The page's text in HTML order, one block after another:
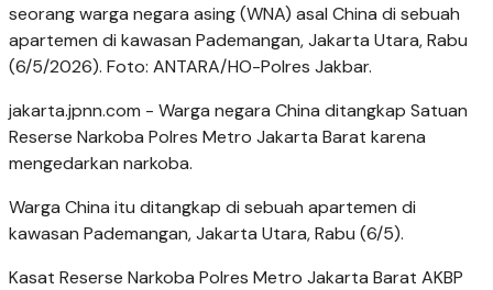
seorang warga negara asing (WNA) asal China di sebuah
apartemen di kawasan Pademangan, Jakarta Utara, Rabu
(6/5/2026). Foto: ANTARA/HO-Polres Jakbar.
jakarta.jpnn.com - Warga negara China ditangkap Satuan
Reserse Narkoba Polres Metro Jakarta Barat karena
mengedarkan narkoba.
Warga China itu ditangkap di sebuah apartemen di
kawasan Pademangan, Jakarta Utara, Rabu (6/5).
Kasat Reserse Narkoba Polres Metro Jakarta Barat AKBP